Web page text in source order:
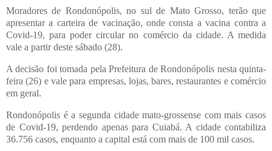
Moradores de Rondonópolis, no sul de Mato Grosso, terão que
apresentar a carteira de vacinação, onde consta a vacina contra a
Covid-19, para poder circular no comércio da cidade. A medida
vale a partir deste sábado (28).
A decisão foi tomada pela Prefeitura de Rondonópolis nesta quinta-
feira (26) e vale para empresas, lojas, bares, restaurantes e comércio
em geral.
Rondonópolis é a segunda cidade mato-grossense com mais casos
de Covid-19, perdendo apenas para Cuiabá. A cidade contabiliza
36.756 casos, enquanto a capital está com mais de 100 mil casos.